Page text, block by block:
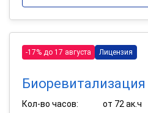
-17% до 17 августа Лицензия
Биоревитализация
Кол-во часов:
от 72 ак.ч